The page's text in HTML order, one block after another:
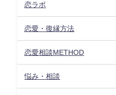
恋ラボ
恋愛・復縁方法
恋愛相談METHOD
悩み・相談